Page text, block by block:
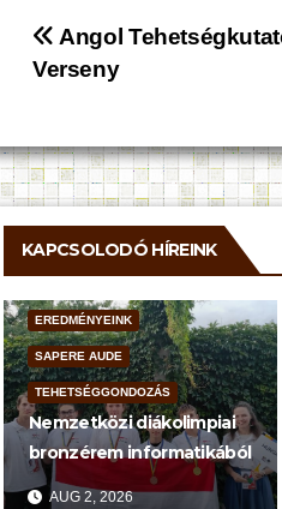
Bejegyzés
navigáció
Angol
Verseny
KAPCSOLODÓ HÍREINK
EREDMÉNYEINK
SAPERE AUDE
TEHETSÉGGONDOZÁS
Nemzetközi diákolimpiai
bronzérem informatikából
AUG 2, 2026